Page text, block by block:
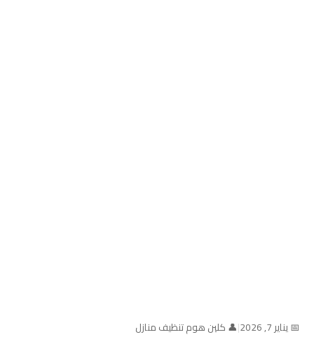
📅 يناير 7, 2026 |👤 كلين هوم تنظيف منازل